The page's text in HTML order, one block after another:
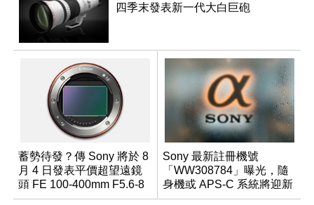
四季末發表新一代大白巨砲
蓄勢待發？傳 Sony 將於 8
月 4 日發表平價超望遠鏡
頭 FE 100-400mm F5.6-8
Sony 最新註冊機號
「WW308784」曝光，隨
身機或 APS-C 系統將迎新
成員？